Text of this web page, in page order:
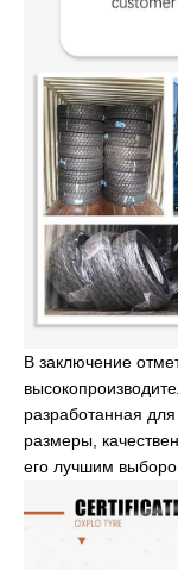
В заключение
разработанная
размеры,
его лучшим